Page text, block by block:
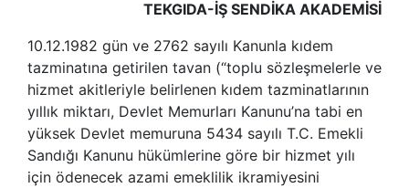
TEKGIDA-İŞ SENDİKA AKADEMİSİ
10.12.1982 gün ve 2762 sayılı Kanunla kıdem
tazminatına getirilen tavan (“toplu sözleşmelerle ve
hizmet akitleriyle belirlenen kıdem tazminatlarının
yıllık miktarı, Devlet Memurları Kanunu’na tabi en
yüksek Devlet memuruna 5434 sayılı T.C. Emekli
Sandığı Kanunu hükümlerine göre bir hizmet yılı
için ödenecek azami emeklilik ikramiyesini